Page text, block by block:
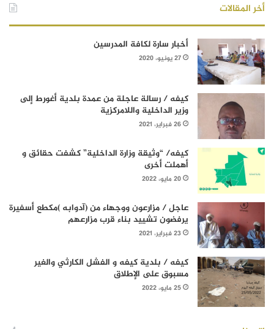
أخر المقالات
أخبار سارة لكافة المدرسين
27 يونيو، 2020
كيفه / رسالة عاجلة من عمدة بلدية أغورط إلى
وزير الداخلية واللامركزية
26 فبراير، 2021
كيفه/ “وثيقة وزارة الداخلية” كشفت حقائق و
أهملت أخرى
20 مايو، 2022
عاجل / مزارعون ووجهاء من (آدوابه )مكطع أسفيرة
يرفضون تشييد بناء قرب مزارعهم
23 فبراير، 2021
كيفه / بلدية كيفه و الفشل الكارثي والغير
مسبوق على الإطلاق
25 مايو، 2022